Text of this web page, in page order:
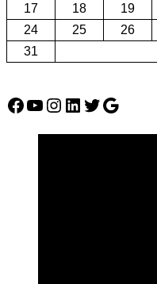
17
18 19
24
25 26
31
Facebook
YouTube
Instagram
LinkedIn
Twitter
Google